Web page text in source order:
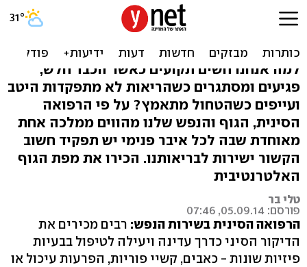
הקשר בין בריאות הלב והכבד -
והאושר שלנו
למה אנחנו חשים תקועים כאשר הכבד חלש,
פגיעים ומסתגרים כשהריאות לא מתפקדות היטב
ועייפים כשהטחול מתאמץ? על פי הרפואה
הסינית, הגוף והנפש שלנו מהווים ממלכה אחת
מאוחדת שבה לכל איבר פנימי יש תפקיד חשוב
הקשור ישירות לבריאותנו. הכירו את מפת הגוף
האלטרנטיבית
טלי בר
פורסם: 05.09.14, 07:46
הרפואה הסינית בשירות הנפש: רבים מכירים את
הדיקור הסיני כדרך עדינה ויעילה לטיפול בבעיות
פיזיות שונות - כאבים, קשיי פוריות, הפרעות עיכול או